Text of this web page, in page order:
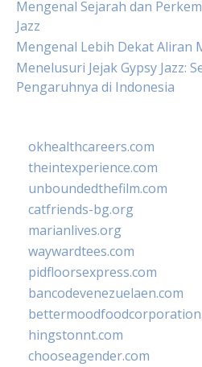
Mengenal Sejarah dan
Jazz
Mengenal Lebih Dekat Aliran
Menelusuri Jejak Gypsy Jazz:
Pengaruhnya di Indonesia
okhealthcareers.com
theintexperience.com
unboundedthefilm.com
catfriends-bg.org
marianlives.org
waywardtees.com
pidfloorsexpress.com
bancodevenezuelaen.com
hingstonnt.com
chooseagender.com